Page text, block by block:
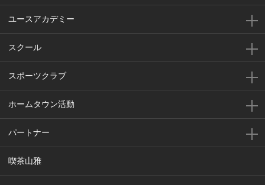
ユースアカデミー
スクール
スポーツクラブ
ホームタウン活動
パートナー
喫茶山雅